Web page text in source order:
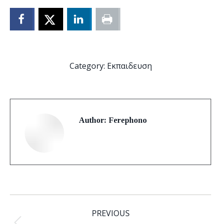
Category: Εκπαιδευση
Author: Ferephono
navigation
PREVIOUS